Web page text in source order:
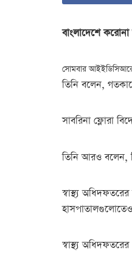
বাংলাদেশে
সোমবার
তিনি বলেন,
সাবরিনা ফ্লোরা
তিনি আরও বলেন,
স্বাস্থ্য
স্বাস্থ্য